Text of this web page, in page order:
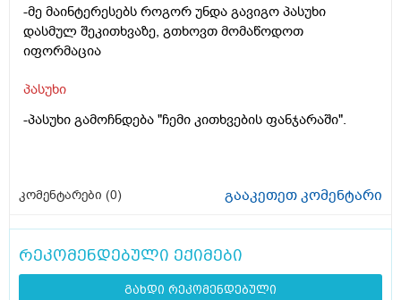
-მე მაინტერესებს როგორ უნდა გავიგო პასუხი
დასმულ შეკითხვაზე, გთხოვთ მომაწოდოთ
იფორმაცია
პასუხი
-პასუხი გამოჩნდება "ჩემი კითხვების ფანჯარაში".
კომენტარები (0) გააკეთეთ კომენტარი
რეკომენდებული ექიმები
გახდი რეკომენდებული